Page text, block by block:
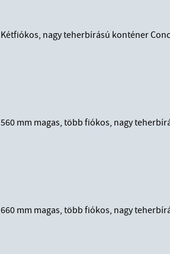
Kétfiókos, nagy teherbírású konténer
560 mm magas, több fiókos, nagy
660 mm magas, több fiókos, nagy